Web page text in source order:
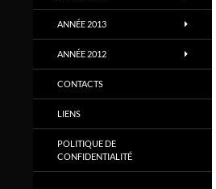
ANNÉE 2013
ANNÉE 2012
CONTACTS
LIENS
POLITIQUE DE
CONFIDENTIALITÉ